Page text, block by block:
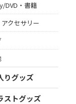
DVD・書籍
クセサリー
りグッズ
ストグッズ